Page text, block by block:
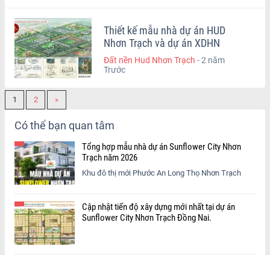
Thiết kế mẫu nhà dự án HUD
Nhơn Trạch và dự án XDHN
Đất nền Hud Nhơn Trạch -2 năm
Trước
1 2 »
Có thể bạn quan tâm
Tổng hợp mẫu nhà dự án Sunflower City Nhơn
Trạch năm 2026
Khu đô thị mới Phước An Long Thọ Nhơn Trạch
Cập nhật tiến độ xây dựng mới nhất tại dự án
Sunflower City Nhơn Trạch Đồng Nai.